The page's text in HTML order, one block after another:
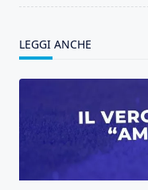
LEGGI ANCHE